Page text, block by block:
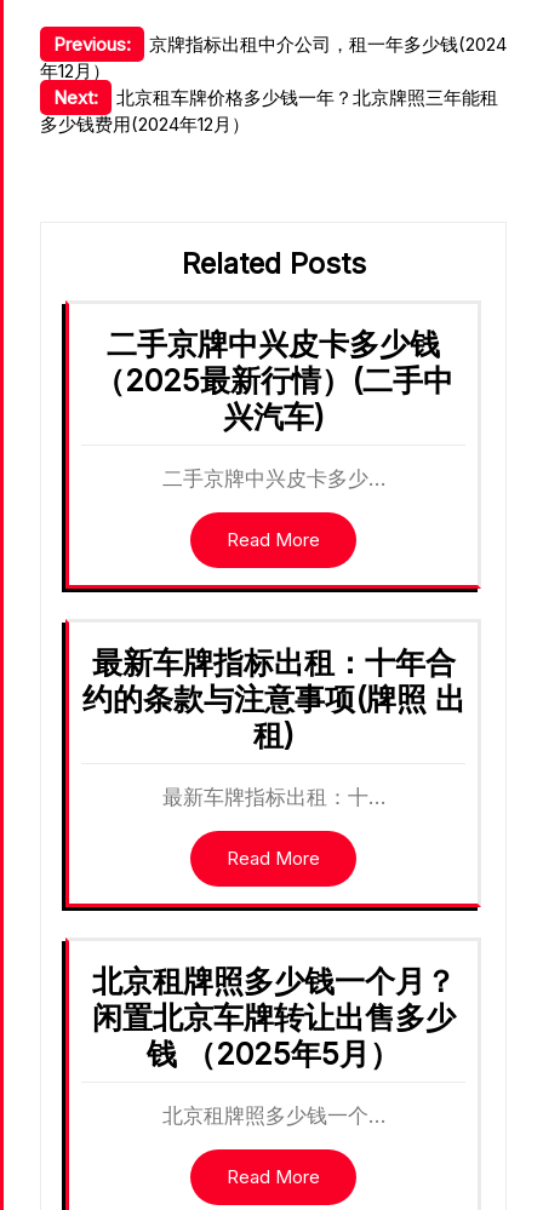
文
章
导
Previous:
京牌指标出租中介公司，租一年多少钱(2024
年12月）
Next:
北京租车牌价格多少钱一年？北京牌照三年能租
多少钱费用(2024年12月）
Related Posts
二手京牌中兴皮卡多少钱
（2025最新行情）(二手中
兴汽车)
二手京牌中兴皮卡多少…
Read More
最新车牌指标出租：十年合
约的条款与注意事项(牌照 出
租)
最新车牌指标出租：十…
Read More
北京租牌照多少钱一个月？
闲置北京车牌转让出售多少
钱 （2025年5月）
北京租牌照多少钱一个…
Read More